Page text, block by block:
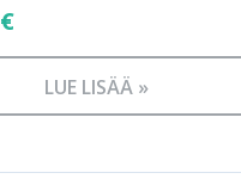
€
LUE LISÄÄ »